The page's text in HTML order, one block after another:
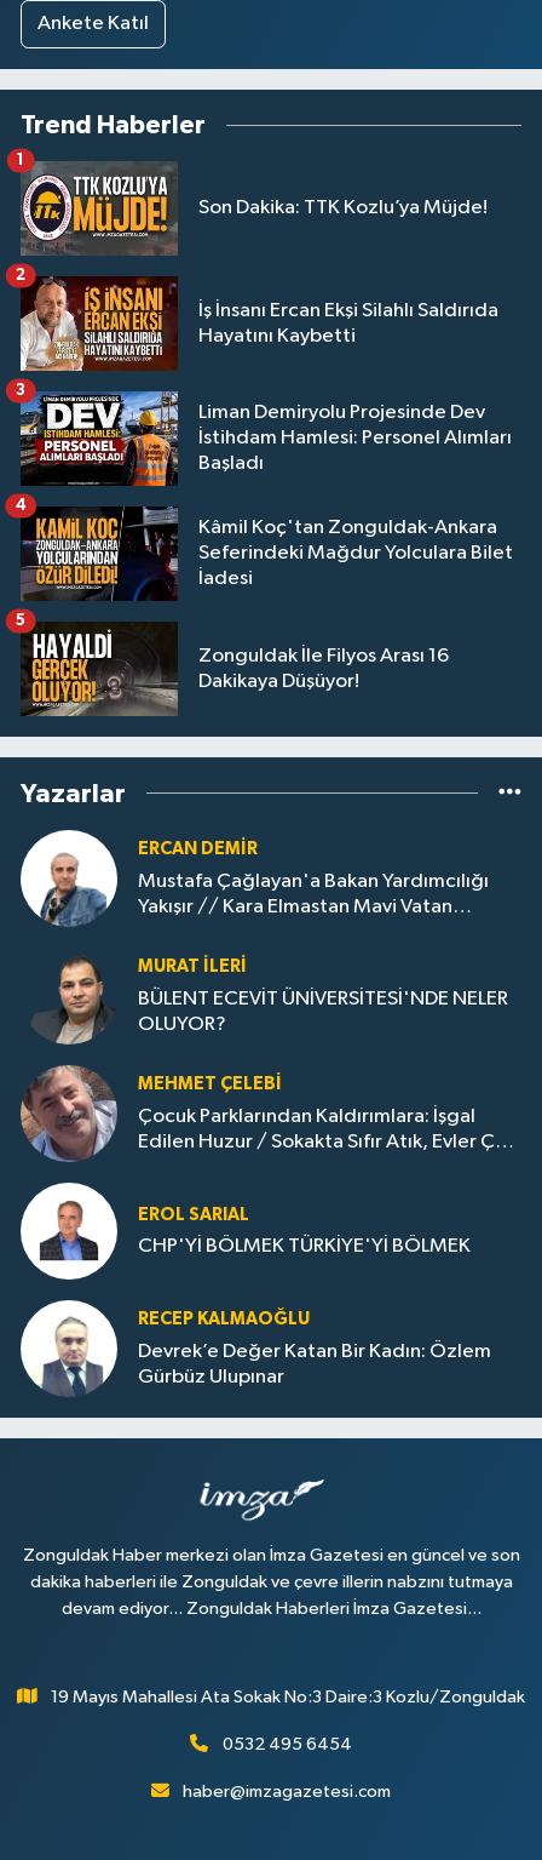
Ankete Katıl
Trend Haberler
Son Dakika: TTK Kozlu’ya Müjde!
1
İş İnsanı Ercan Ekşi Silahlı Saldırıda
Hayatını Kaybetti
2
Liman Demiryolu Projesinde Dev
İstihdam Hamlesi: Personel Alımları
Başladı
3
Kâmil Koç'tan Zonguldak-Ankara
Seferindeki Mağdur Yolculara Bilet
İadesi
4
Zonguldak İle Filyos Arası 16
Dakikaya Düşüyor!
5
Yazarlar
ERCAN DEMIR
Mustafa Çağlayan'a Bakan Yardımcılığı
Yakışır // ​Kara Elmastan Mavi Vatan
MURAT İLERI
BÜLENT ECEVİT ÜNİVERSİTESİ'NDE NELER
OLUYOR?
MEHMET ÇELEBI
Çocuk Parklarından Kaldırımlara: İşgal
Edilen Huzur / Sokakta Sıfır Atık, Evler Çöp
EROL SARIAL
CHP'Yİ BÖLMEK TÜRKİYE'Yİ BÖLMEK
RECEP KALMAOĞLU
Devrek’e Değer Katan Bir Kadın: Özlem
Gürbüz Ulupınar
Zonguldak Haber merkezi olan İmza Gazetesi en güncel ve son
dakika haberleri ile Zonguldak ve çevre illerin nabzını tutmaya
devam ediyor... Zonguldak Haberleri İmza Gazetesi...
19 Mayıs Mahallesi Ata Sokak No:3 Daire:3 Kozlu/Zonguldak
0532 495 6454
haber@imzagazetesi.com